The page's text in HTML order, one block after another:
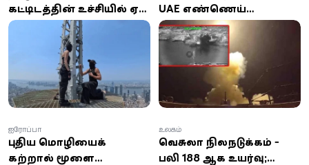
கட்டிடத்தின் உச்சியில் ஏறி
காதலை சொல்லிய
இளைஞன்!
UAE எண்ணெய்
கப்பல்கள் மீது ஈரான்
ஏவுகணைத் தாக்குதல்:
இந்தியர் உயிரிழப்பு; 8 பேர்
காயம்!
புதிய மொழியைக்
கற்றால் மூளை
ஐரோப்பா
வெனிசுலா நிலநடுக்கம் -
பலி 188 ஆக உயர்வு;
உலகம்